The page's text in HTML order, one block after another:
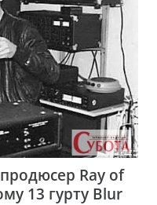
Ray of
13 гурту Blur